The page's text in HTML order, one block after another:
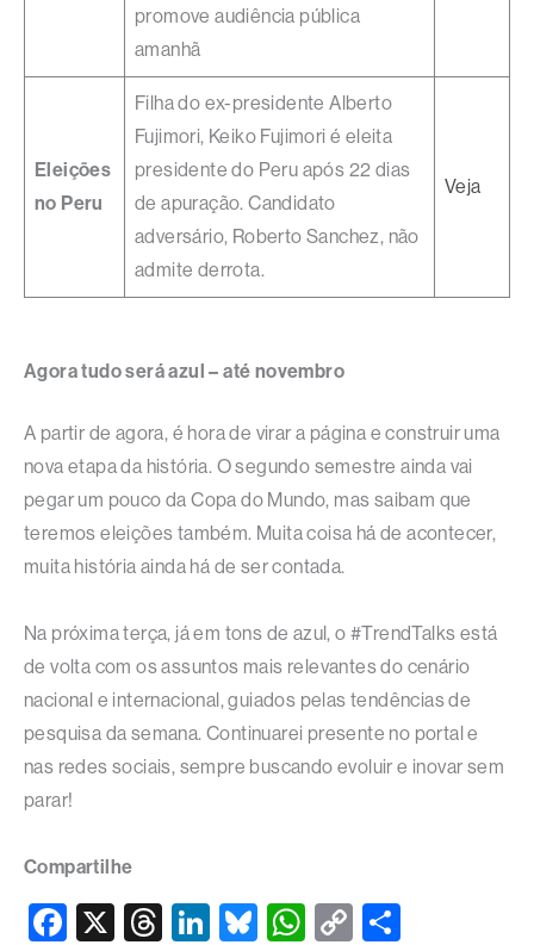
promove audiência pública
amanhã
Eleições
no Peru
Filha do ex-presidente Alberto
Fujimori, Keiko Fujimori é eleita
presidente do Peru após 22 dias
de apuração. Candidato
adversário, Roberto Sanchez, não
admite derrota.
Veja
Agora tudo será azul – até novembro
A partir de agora, é hora de virar a página e construir uma
nova etapa da história. O segundo semestre ainda vai
pegar um pouco da Copa do Mundo, mas saibam que
teremos eleições também. Muita coisa há de acontecer,
muita história ainda há de ser contada.
Na próxima terça, já em tons de azul, o #TrendTalks está
de volta com os assuntos mais relevantes do cenário
nacional e internacional, guiados pelas tendências de
pesquisa da semana. Continuarei presente no portal e
nas redes sociais, sempre buscando evoluir e inovar sem
parar!
Compartilhe
F
X
T
Li
Bl
W
C